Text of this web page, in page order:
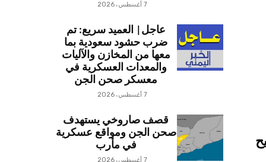
7 أغسطس، 2026
عاجل| العميد سريع: تم
ضرب حشود سعودية بما
معها من المخازن والآليات
والمعدات العسكرية في
معسكر صحن الجن
7 أغسطس، 2026
قصف صاروخي يستهدف
صحن الجن ومواقع عسكرية
في مأرب
7 أغسطس، 2026